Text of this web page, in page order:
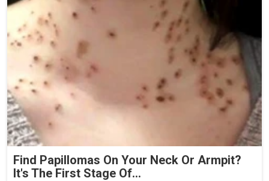
Find Papillomas On Your Neck Or Armpit?
It's The First Stage Of...